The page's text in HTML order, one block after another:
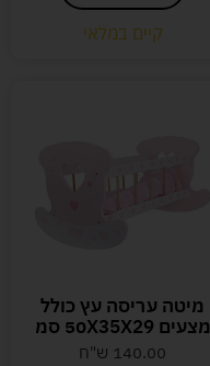
קיים במלאי
מיטה עריסה עץ כולל
מצעים 50X35X29 סמ
140.00 ש"ח